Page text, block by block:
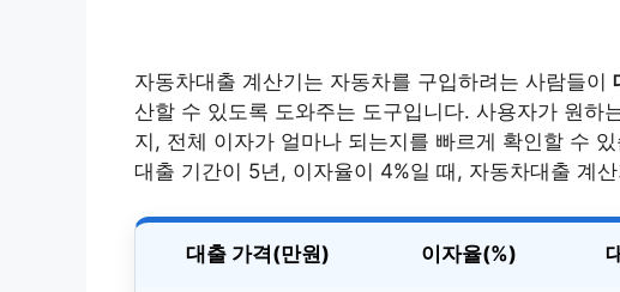
자동차대출 계산기는 자동차를 구입하려는 사람들이
산할 수 있도록 도와주는 도구입니다. 사용자가 원하
지, 전체 이자가 얼마나 되는지를 빠르게 확인할 수
대출 기간이 5년, 이자율이 4%일 때, 자동차대출 계
대출 가격(만원) 이자율(%)